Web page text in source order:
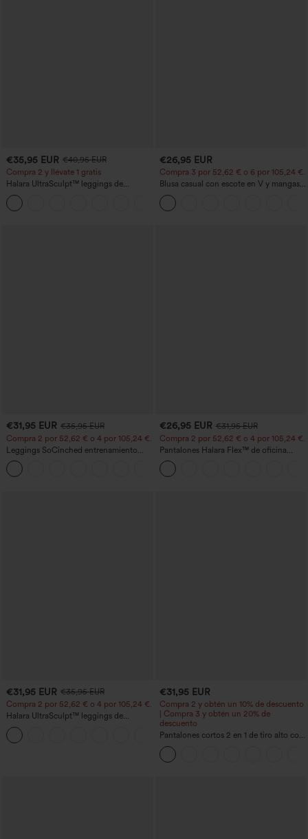
€35,95 EUR €40,95 EUR
Compra 2 y llévate 1 gratis
Halara UltraSculpt™ leggings de
entrenamiento moldeadores de talle alto
con fruncido trasero que realza los
glúteos, control de abdomen y bolsillos
€26,95 EUR
Compra 3 por 52,62 € o 6 por 105,24 €.
Blusa casual con escote en V y mangas
cortas abullonadas
€31,95 EUR €35,95 EUR
Compra 2 por 52,62 € o 4 por 105,24 €.
Leggings SoCinched entrenamiento
moldeador abdomen bolsillo lateral tiro
alto
€26,95 EUR €31,95 EUR
Compra 2 por 52,62 € o 4 por 105,24 €.
Pantalones Halara Flex™ de oficina
anchos plisados de tiro alto con bolsillos
en tela tipo gofre
€31,95 EUR €35,95 EUR
Compra 2 por 52,62 € o 4 por 105,24 €.
Halara UltraSculpt™ leggings de
entrenamiento de cintura alta
moldeadores, con efecto levantamiento
de glúteos, control de abdomen y
+15
€31,95 EUR
Compra 2 y obtén un 10% de descuento
| Compra 3 y obtén un 20% de
descuento
Pantalones cortos 2 en 1 de tiro alto con
bolsillo interior y trasero